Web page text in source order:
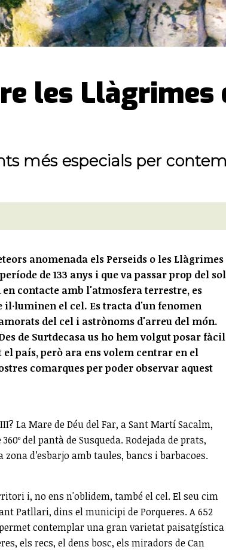
les Llàgrimes
més especials per
anomenada els Perseids o les Llàgrimes
de 133 anys i que va passar prop del sol
contacte amb l'atmosfera terrestre, es
el cel. Es tracta d'un fenomen
del cel i astrònoms d'arreu del món.
de Surtdecasa us ho hem volgut posar fàcil
país, però ara ens volem centrar en el
comarques per poder observar aquest
La Mare de Déu del Far, a Sant Martí Sacalm,
del pantà de Susqueda. Rodejada de prats,
d’esbarjo amb taules, bancs i barbacoes.
i, no ens n'oblidem, també el cel. El seu cim
Patllari, dins el municipi de Porqueres. A 652
contemplar una gran varietat paisatgística
els recs, el dens bosc, els miradors de Can